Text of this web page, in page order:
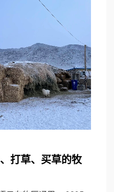
打草、买草的牧